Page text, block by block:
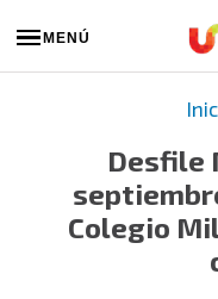
MENÚ
Desfile
Colegio